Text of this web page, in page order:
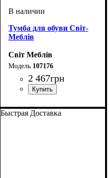
Тумба для обуви Світ-
Меблів
Світ Меблів
107176
2 467грн
Быстрая Доставка